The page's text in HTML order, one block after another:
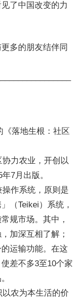
了中国改变的力
多的朋友结伴同
《落地生根：社区
力农业，开创以
7月出版。
作系统，原则是
（Teikei）系统，
规市场。其中，
加深互相了解；
运输功能。在这
差不多3至10个家
农为本生活的价